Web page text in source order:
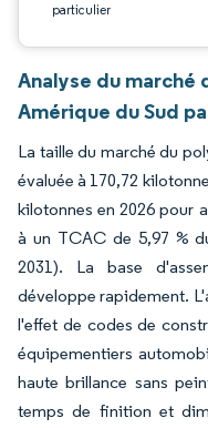
particulier
Analyse du marché
Amérique du Sud
La taille du marché du
évaluée à 170,72
kilotonnes en 2026 pour
à un TCAC de 5,97 %
2031). La base
développe rapidement.
l'effet de codes de
équipementiers
haute brillance sans
temps de finition et